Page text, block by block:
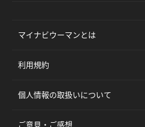
マイナビウーマンとは
利用規約
個人情報の取扱いについて
ご意見・ご感想